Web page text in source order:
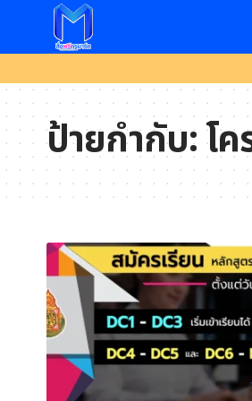
ป้ายกำกับ:โ